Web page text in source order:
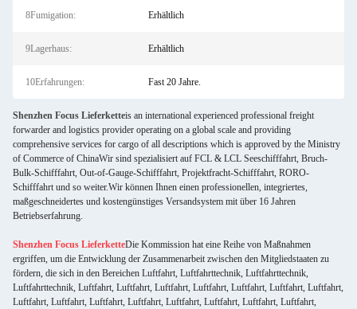
8Fumigation: Erhältlich
9Lagerhaus: Erhältlich
10Erfahrungen: Fast 20 Jahre.
Shenzhen Focus Lieferketteis an international experienced professional freight
forwarder and logistics provider operating on a global scale and providing
comprehensive services for cargo of all descriptions which is approved by the Ministry
of Commerce of ChinaWir sind spezialisiert auf FCL & LCL Seeschifffahrt, Bruch-
Bulk-Schifffahrt, Out-of-Gauge-Schifffahrt, Projektfracht-Schifffahrt, RORO-
Schifffahrt und so weiter.Wir können Ihnen einen professionellen, integriertes,
maßgeschneidertes und kostengünstiges Versandsystem mit über 16 Jahren
Betriebserfahrung.
Shenzhen Focus LieferketteDie Kommission hat eine Reihe von Maßnahmen
ergriffen, um die Entwicklung der Zusammenarbeit zwischen den Mitgliedstaaten zu
fördern, die sich in den Bereichen Luftfahrt, Luftfahrttechnik, Luftfahrttechnik,
Luftfahrttechnik, Luftfahrt, Luftfahrt, Luftfahrt, Luftfahrt, Luftfahrt, Luftfahrt, Luftfahrt,
Luftfahrt, Luftfahrt, Luftfahrt, Luftfahrt, Luftfahrt, Luftfahrt, Luftfahrt, Luftfahrt,